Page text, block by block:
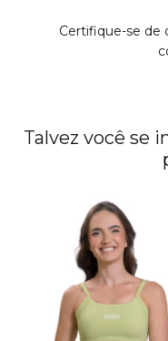
Certifique-se de
Talvez você se